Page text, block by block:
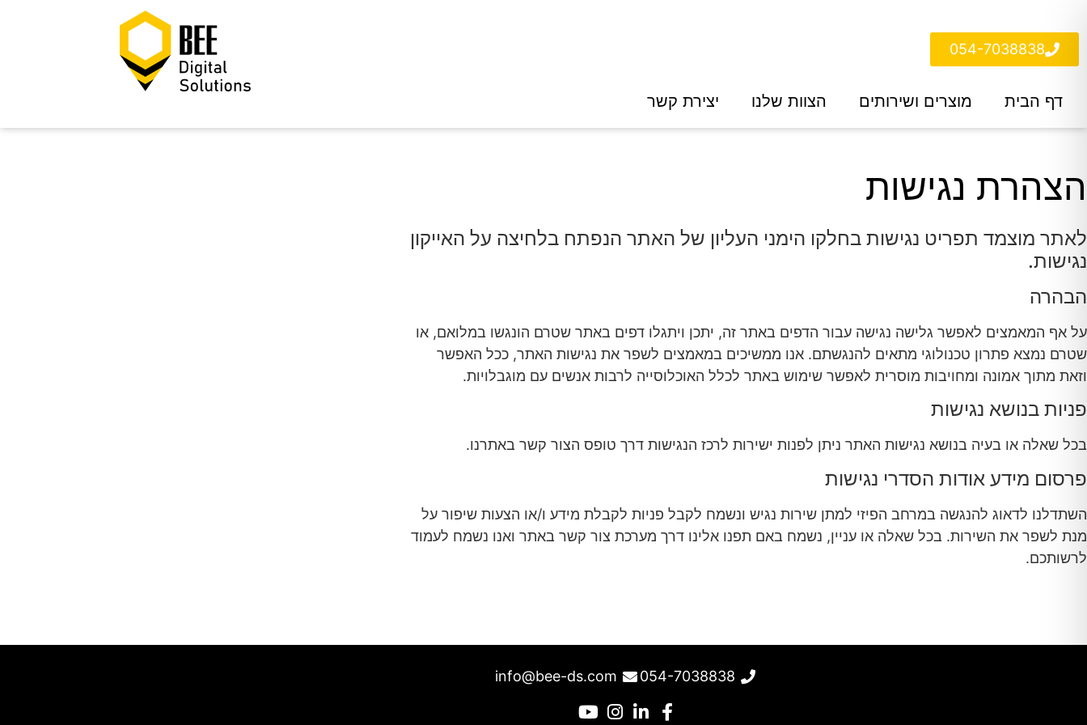
054-7038838
דף הבית מוצרים ושירותים הצוות שלנו יצירת קשר
הצהרת נגישות
לאתר מוצמד תפריט נגישות בחלקו הימני העליון של האתר הנפתח בלחיצה על האייקון
נגישות.
הבהרה
על אף המאמצים לאפשר גלישה נגישה עבור הדפים באתר זה, יתכן ויתגלו דפים באתר שטרם הונגשו במלואם, או
שטרם נמצא פתרון טכנולוגי מתאים להנגשתם. אנו ממשיכים במאמצים לשפר את נגישות האתר, ככל האפשר
וזאת מתוך אמונה ומחויבות מוסרית לאפשר שימוש באתר לכלל האוכלוסייה לרבות אנשים עם מוגבלויות.
פניות בנושא נגישות
בכל שאלה או בעיה בנושא נגישות האתר ניתן לפנות ישירות לרכז הנגישות דרך טופס הצור קשר באתרנו.
פרסום מידע אודות הסדרי נגישות
השתדלנו לדאוג להנגשה במרחב הפיזי למתן שירות נגיש ונשמח לקבל פניות לקבלת מידע ו/או הצעות שיפור על
מנת לשפר את השירות. בכל שאלה או עניין, נשמח באם תפנו אלינו דרך מערכת צור קשר באתר ואנו נשמח לעמוד
לרשותכם.
054-7038838
info@bee-ds.com